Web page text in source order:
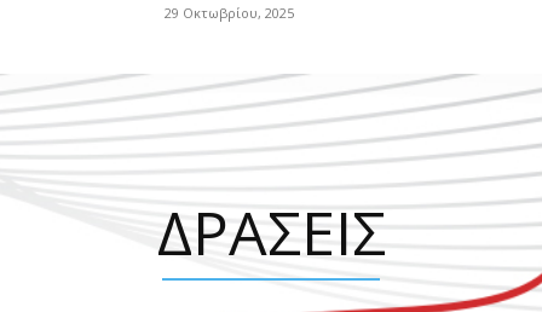
29 Οκτωβρίου, 2025
ΔΡΑΣΕΙΣ